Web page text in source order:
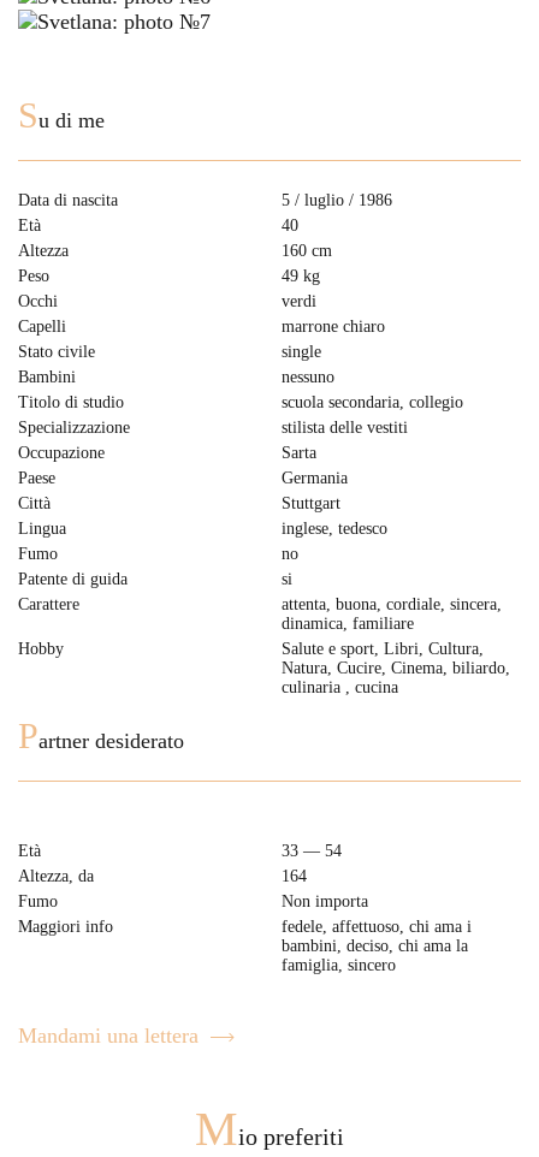
Su di me
Data di nascita
5 / luglio / 1986
Età
40
Altezza
160 cm
Peso
49 kg
Occhi
verdi
Capelli
marrone chiaro
Stato civile
single
Bambini
nessuno
Titolo di studio
scuola secondaria, сollegio
Specializzazione
stilista delle vestiti
Occupazione
Sarta
Paese
Germania
Città
Stuttgart
Lingua
inglese, tedesco
Fumo
no
Patente di guida
si
Carattere
attenta, buona, cordiale, sincera,
dinamica, familiare
Hobby
Salute e sport, Libri, Cultura,
Natura, Cucire, Cinema, biliardo,
culinaria , cucina
Partner desiderato
Età
33 — 54
Altezza, da
164
Fumo
Non importa
Maggiori info
fedele, affettuoso, chi ama i
bambini, deciso, chi ama la
famiglia, sincero
Mandami una lettera
Mio preferiti